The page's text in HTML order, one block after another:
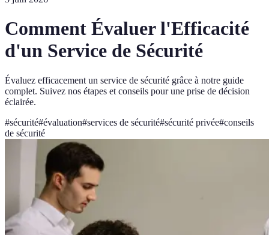
Comment Évaluer l'Efficacité
d'un Service de Sécurité
Évaluez efficacement un service de sécurité grâce à notre guide
complet. Suivez nos étapes et conseils pour une prise de décision
éclairée.
#sécurité#évaluation#services de sécurité#sécurité privée#conseils
de sécurité